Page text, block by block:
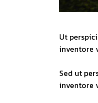
Ut
inventore
Sed ut
inventore